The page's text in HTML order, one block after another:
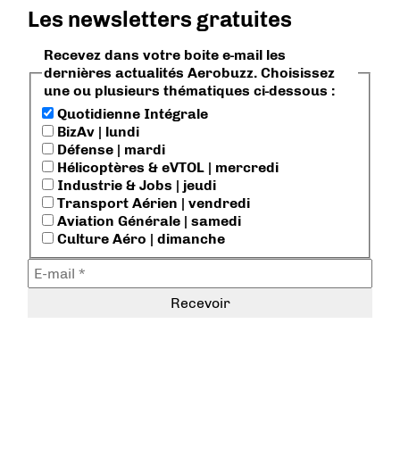
Les newsletters gratuites
Recevez dans votre boite e-mail les
dernières actualités Aerobuzz. Choisissez
une ou plusieurs thématiques ci-dessous :
Quotidienne Intégrale
BizAv | lundi
Défense | mardi
Hélicoptères & eVTOL | mercredi
Industrie & Jobs | jeudi
Transport Aérien | vendredi
Aviation Générale | samedi
Culture Aéro | dimanche